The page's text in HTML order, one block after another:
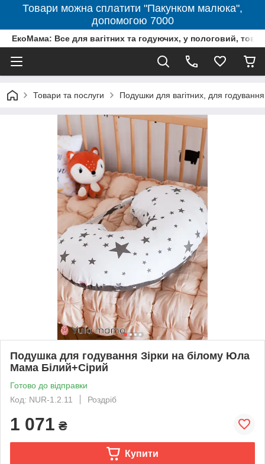
Товари можна сплатити "Пакунком малюка",
допомогою 7000
ЕкоМама: Все для вагітних та годуючих, у пологовий,
Товари та послуги Подушки для вагітних, для годування
Подушка для годування Зірки на білому Юла
Мама Білий+Сірий
Готово до відправки
Код: NUR-1.2.11
Роздріб
1 071 ₴
Купити